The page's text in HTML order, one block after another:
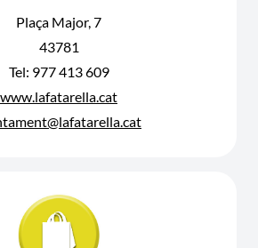
Plaça Major, 7
43781
Tel: 977 413 609
www.lafatarella.cat